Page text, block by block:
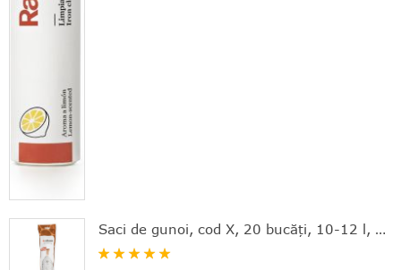
Saci de gunoi, cod X, 20 bucăţi, 10-12 l, Brabantia - 8710755116728
Rating: